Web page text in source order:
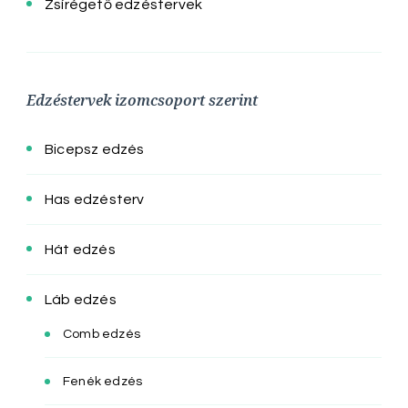
Zsírégető edzéstervek
Edzéstervek izomcsoport szerint
Bicepsz edzés
Has edzésterv
Hát edzés
Láb edzés
Comb edzés
Fenék edzés